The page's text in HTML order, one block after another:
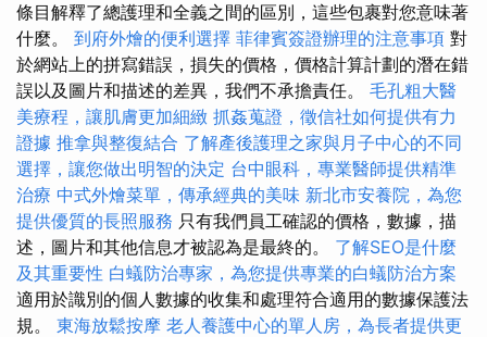
條目解釋了總護理和全義之間的區別，這些包裹對您意味著
什麼。 到府外燴的便利選擇 菲律賓簽證辦理的注意事項 對
於網站上的拼寫錯誤，損失的價格，價格計算計劃的潛在錯
誤以及圖片和描述的差異，我們不承擔責任。 毛孔粗大醫
美療程，讓肌膚更加細緻 抓姦蒐證，徵信社如何提供有力
證據 推拿與整復結合 了解產後護理之家與月子中心的不同
選擇，讓您做出明智的決定 台中眼科，專業醫師提供精準
治療 中式外燴菜單，傳承經典的美味 新北市安養院，為您
提供優質的長照服務 只有我們員工確認的價格，數據，描
述，圖片和其他信息才被認為是最終的。 了解SEO是什麼
及其重要性 白蟻防治專家，為您提供專業的白蟻防治方案
適用於識別的個人數據的收集和處理符合適用的數據保護法
規。 東海放鬆按摩 老人養護中心的單人房，為長者提供更